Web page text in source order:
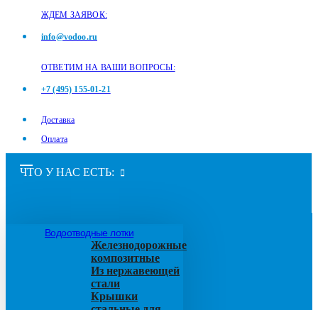
ЖДЕМ ЗАЯВОК:
info@vodoo.ru
ОТВЕТИМ НА ВАШИ ВОПРОСЫ:
+7 (495) 155-01-21
Доставка
Оплата
ЧТО У НАС ЕСТЬ:
Водоотводные лотки
Железнодорожные
композитные
Из нержавеющей
стали
Крышки